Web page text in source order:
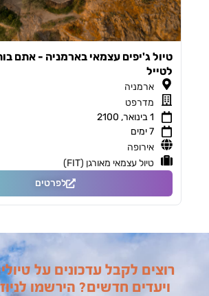
טיול ג'יפים עצמאי בארמניה - אתם
לטייל
ארמניה
מדרפט
1 בינואר, 2100
7 ימים
אירופה
טיול עצמאי מאורגן (FIT)
לפרטים
רוצים לקבל עדכונים על
ויעדים חדשים? הירשמו